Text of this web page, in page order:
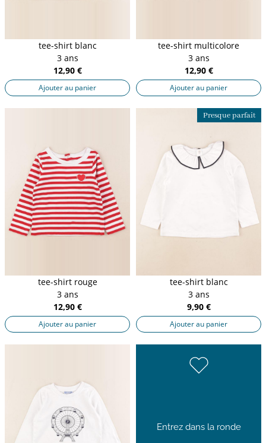
tee-shirt blanc
3 ans
12,90 €
Ajouter au panier
tee-shirt multicolore
3 ans
12,90 €
Ajouter au panier
tee-shirt rouge
3 ans
12,90 €
Ajouter au panier
Presque parfait
tee-shirt blanc
3 ans
9,90 €
Ajouter au panier
Entrez dans la ronde